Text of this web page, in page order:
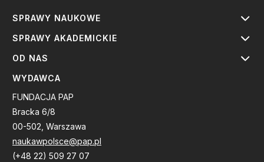
SPRAWY NAUKOWE
SPRAWY AKADEMICKIE
OD NAS
WYDAWCA
FUNDACJA PAP
Bracka 6/8
00-502, Warszawa
naukawpolsce@pap.pl
(+48 22) 509 27 07